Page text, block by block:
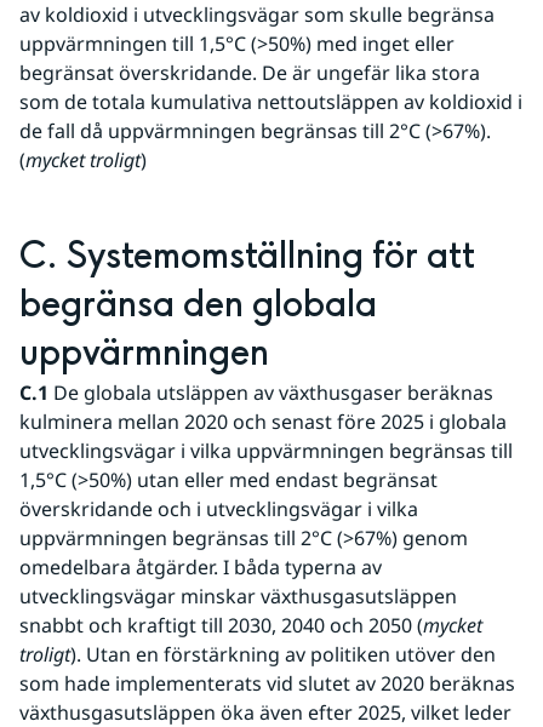
av koldioxid i utvecklingsvägar som skulle begränsa
uppvärmningen till 1,5°C (>50%) med inget eller
begränsat överskridande. De är ungefär lika stora
som de totala kumulativa nettoutsläppen av koldioxid i
de fall då uppvärmningen begränsas till 2°C (>67%).
(mycket troligt)
C. Systemomställning för att
begränsa den globala
uppvärmningen
C.1 De globala utsläppen av växthusgaser beräknas
kulminera mellan 2020 och senast före 2025 i globala
utvecklingsvägar i vilka uppvärmningen begränsas till
1,5°C (>50%) utan eller med endast begränsat
överskridande och i utvecklingsvägar i vilka
uppvärmningen begränsas till 2°C (>67%) genom
omedelbara åtgärder. I båda typerna av
utvecklingsvägar minskar växthusgasutsläppen
snabbt och kraftigt till 2030, 2040 och 2050 (mycket
troligt). Utan en förstärkning av politiken utöver den
som hade implementerats vid slutet av 2020 beräknas
växthusgasutsläppen öka även efter 2025, vilket leder